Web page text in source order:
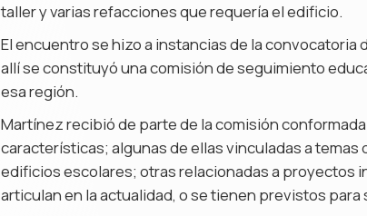
taller y varias refacciones que requería el edificio.
El encuentro se hizo a instancias de la convocatoria
allí se constituyó una comisión de seguimiento
esa región.
Martínez recibió de parte de la comisión
características; algunas de ellas vinculadas a
edificios escolares; otras relacionadas a proyectos
articulan en la actualidad, o se tienen previstos